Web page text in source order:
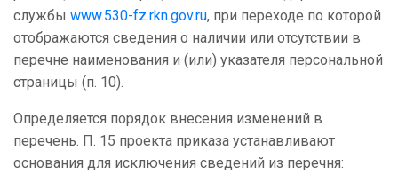
службы www.530-fz.rkn.gov.ru, при переходе по которой
отображаются сведения о наличии или отсутствии в
перечне наименования и (или) указателя персональной
страницы (п. 10).
Определяется порядок внесения изменений в
перечень. П. 15 проекта приказа устанавливают
основания для исключения сведений из перечня: